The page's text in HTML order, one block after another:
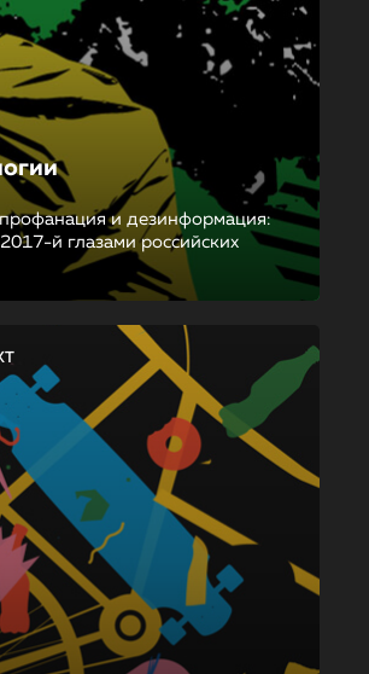
и дезинформация:
й глазами российских